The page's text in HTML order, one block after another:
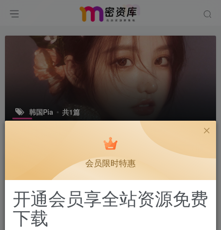
韩国Pia 共1篇
评论
会员限时特惠
开通会员享全站资源免费
下载